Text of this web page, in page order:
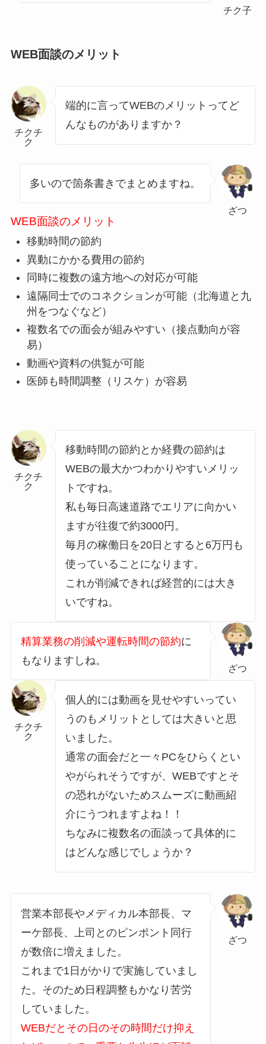
チク子
WEB面談のメリット
チクチ
ク
端的に言ってWEBのメリットってど
んなものがありますか？
ざつ
多いので箇条書きでまとめますね。
WEB面談のメリット
移動時間の節約
異動にかかる費用の節約
同時に複数の遠方地への対応が可能
遠隔同士でのコネクションが可能（北海道と九
州をつなぐなど）
複数名での面会が組みやすい（接点動向が容
易）
動画や資料の供覧が可能
医師も時間調整（リスケ）が容易
チクチ
ク
移動時間の節約とか経費の節約は
WEBの最大かつわかりやすいメリッ
トですね。
私も毎日高速道路でエリアに向かい
ますが往復で約3000円。
毎月の稼働日を20日とすると6万円も
使っていることになります。
これが削減できれば経営的には大き
いですね。
ざつ
精算業務の削減や運転時間の節約に
もなりますしね。
チクチ
ク
個人的には動画を見せやすいってい
うのもメリットとしては大きいと思
いました。
通常の面会だと一々PCをひらくとい
やがられそうですが、WEBですとそ
の恐れがないためスムーズに動画紹
介にうつれますよね！！
ちなみに複数名の面談って具体的に
はどんな感じでしょうか？
ざつ
営業本部長やメディカル本部長、マ
ーケ部長、上司とのピンポント同行
が数倍に増えました。
これまで1日がかりで実施していまし
た。そのため日程調整もかなり苦労
していました。
WEBだとその日のその時間だけ抑え